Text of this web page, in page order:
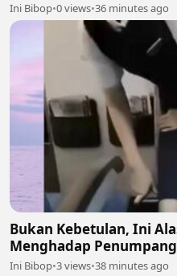
Ini Bibop•0 views•36 minutes ago
Bukan Kebetulan, Ini
Menghadap Penumpang
Ini Bibop•3 views•38 minutes ago